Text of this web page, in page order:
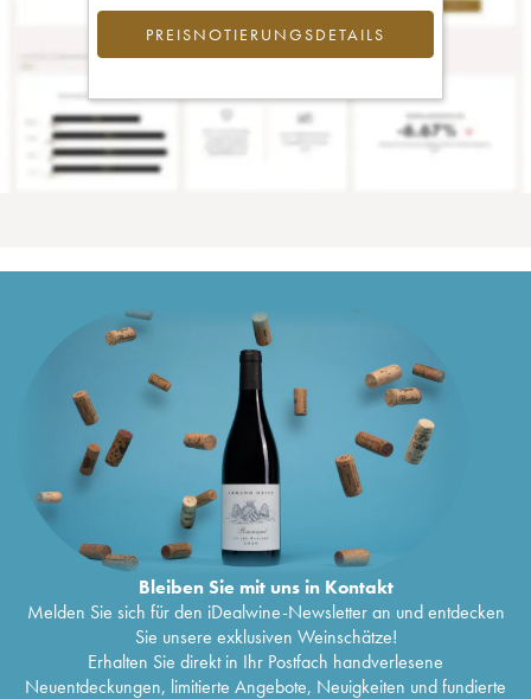
PREISNOTIERUNGSDETAILS
Bleiben Sie mit uns in Kontakt
Melden Sie sich für den iDealwine-Newsletter an und entdecken
Sie unsere exklusiven Weinschätze!
Erhalten Sie direkt in Ihr Postfach handverlesene
Neuentdeckungen, limitierte Angebote, Neuigkeiten und fundierte